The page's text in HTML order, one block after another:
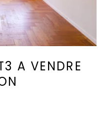
A VENDRE